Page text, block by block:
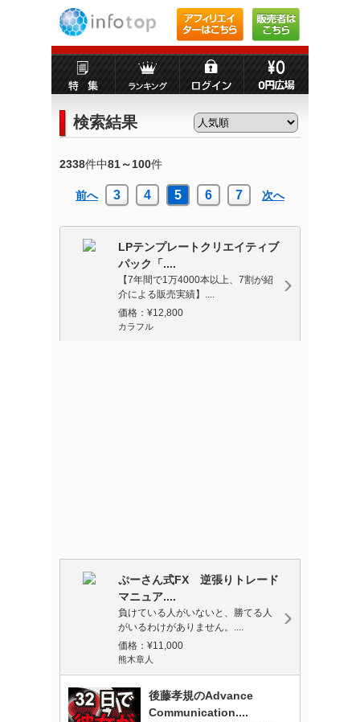
検索結果
2338件中81～100件
前へ 3 4 5 6 7 次へ
LPテンプレートクリエイティブ
パック「....
【7年間で1万4000本以上、7割が紹
介による販売実績】....
価格：¥12,800
カラフル
ぷーさん式FX 逆張りトレード
マニュア....
負けている人がいないと、勝てる人
がいるわけがありません。....
価格：¥11,000
熊木章人
後藤孝規のAdvance
Communication....